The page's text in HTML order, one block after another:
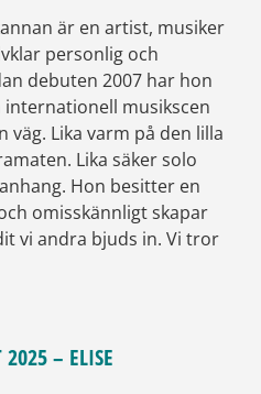
är en artist, musiker
personlig och
debuten 2007 har hon
internationell musikscen
väg. Lika varm på den lilla
Lika säker solo
Hon besitter en
omisskännligt skapar
vi andra bjuds in. Vi tror
– ELISE